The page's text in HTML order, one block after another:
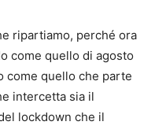
ripartiamo, perché ora
come quello di agosto
come quello che parte
intercetta sia il
lockdown che il